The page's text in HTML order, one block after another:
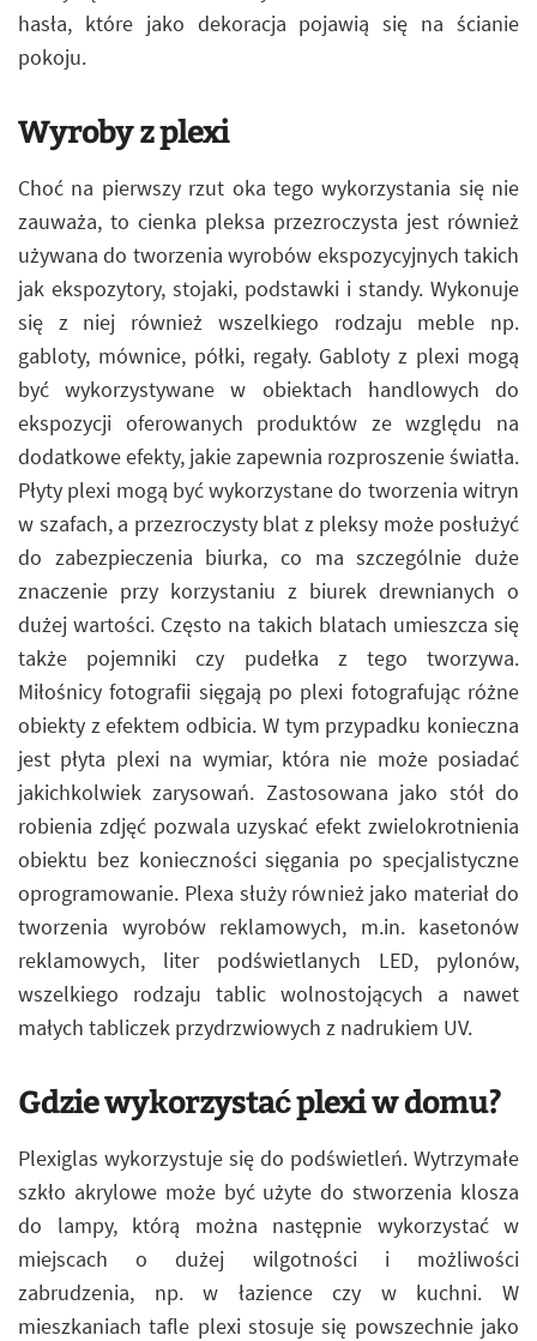
hasła, które jako dekoracja pojawią się na ścianie
pokoju.
Wyroby z plexi
Choć na pierwszy rzut oka tego wykorzystania się nie
zauważa, to cienka pleksa przezroczysta jest również
używana do tworzenia wyrobów ekspozycyjnych takich
jak ekspozytory, stojaki, podstawki i standy. Wykonuje
się z niej również wszelkiego rodzaju meble np.
gabloty, mównice, półki, regały. Gabloty z plexi mogą
być wykorzystywane w obiektach handlowych do
ekspozycji oferowanych produktów ze względu na
dodatkowe efekty, jakie zapewnia rozproszenie światła.
Płyty plexi mogą być wykorzystane do tworzenia witryn
w szafach, a przezroczysty blat z pleksy może posłużyć
do zabezpieczenia biurka, co ma szczególnie duże
znaczenie przy korzystaniu z biurek drewnianych o
dużej wartości. Często na takich blatach umieszcza się
także pojemniki czy pudełka z tego tworzywa.
Miłośnicy fotografii sięgają po plexi fotografując różne
obiekty z efektem odbicia. W tym przypadku konieczna
jest płyta plexi na wymiar, która nie może posiadać
jakichkolwiek zarysowań. Zastosowana jako stół do
robienia zdjęć pozwala uzyskać efekt zwielokrotnienia
obiektu bez konieczności sięgania po specjalistyczne
oprogramowanie. Plexa służy również jako materiał do
tworzenia wyrobów reklamowych, m.in. kasetonów
reklamowych, liter podświetlanych LED, pylonów,
wszelkiego rodzaju tablic wolnostojących a nawet
małych tabliczek przydrzwiowych z nadrukiem UV.
Gdzie wykorzystać plexi w domu?
Plexiglas wykorzystuje się do podświetleń. Wytrzymałe
szkło akrylowe może być użyte do stworzenia klosza
do lampy, którą można następnie wykorzystać w
miejscach o dużej wilgotności i możliwości
zabrudzenia, np. w łazience czy w kuchni. W
mieszkaniach tafle plexi stosuje się powszechnie jako